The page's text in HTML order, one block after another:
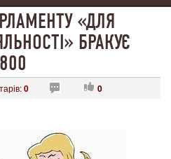
«ДЛЯ
БРАКУЄ
0 0